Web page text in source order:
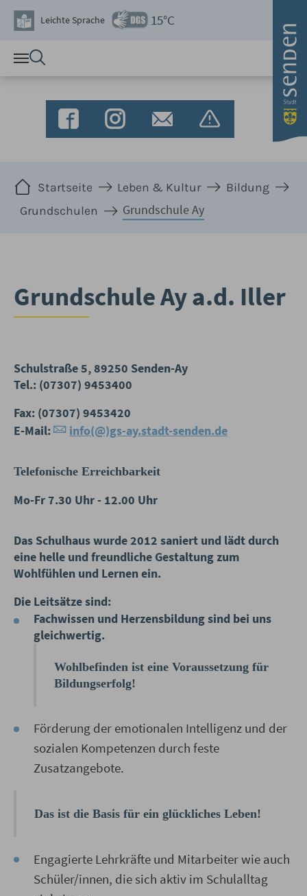
Zum Hauptinhalt springen
Leichte Sprache 15°C
Startseite Leben & Kultur
Bildung
Grundschulen
Grundschule Ay
Grundschule Ay a.d. Iller
Schulstraße 5, 89250 Senden-Ay
Tel.: (07307) 9453400
Fax: (07307) 9453420
E-Mail:
info(@)gs-ay.stadt-senden.de
Telefonische Erreichbarkeit
Mo-Fr 7.30 Uhr - 12.00 Uhr
Das Schulhaus wurde 2012 saniert und lädt durch
eine helle und freundliche Gestaltung zum
Wohlfühlen und Lernen ein.
Die Leitsätze sind:
Fachwissen und Herzensbildung sind bei uns
gleichwertig.
Wohlbefinden ist eine Voraussetzung für
Bildungserfolg!
Förderung der emotionalen Intelligenz und der
sozialen Kompetenzen durch feste
Zusatzangebote.
Das ist die Basis für ein glückliches Leben!
Engagierte Lehrkräfte und Mitarbeiter wie auch
Schüler/innen, die sich aktiv im Schulalltag